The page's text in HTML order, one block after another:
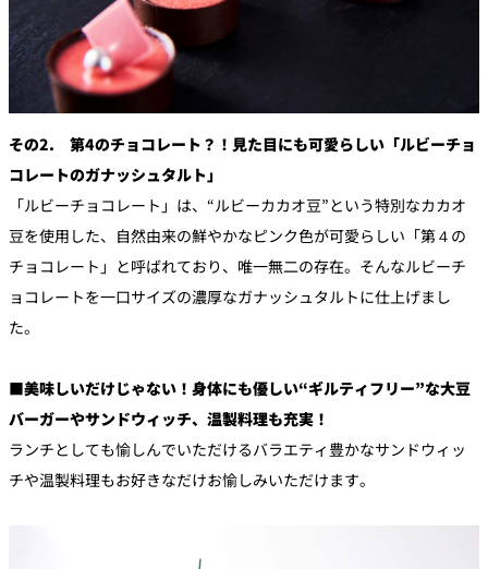
その2. 第4のチョコレート？！見た目にも可愛らしい「ルビーチョ
コレートのガナッシュタルト」
「ルビーチョコレート」は、“ルビーカカオ豆”という特別なカカオ
豆を使用した、自然由来の鮮やかなピンク色が可愛らしい「第４の
チョコレート」と呼ばれており、唯一無二の存在。そんなルビーチ
ョコレートを一口サイズの濃厚なガナッシュタルトに仕上げまし
た。
■美味しいだけじゃない！身体にも優しい“ギルティフリー”な大豆
バーガーやサンドウィッチ、温製料理も充実！
ランチとしても愉しんでいただけるバラエティ豊かなサンドウィッ
チや温製料理もお好きなだけお愉しみいただけます。